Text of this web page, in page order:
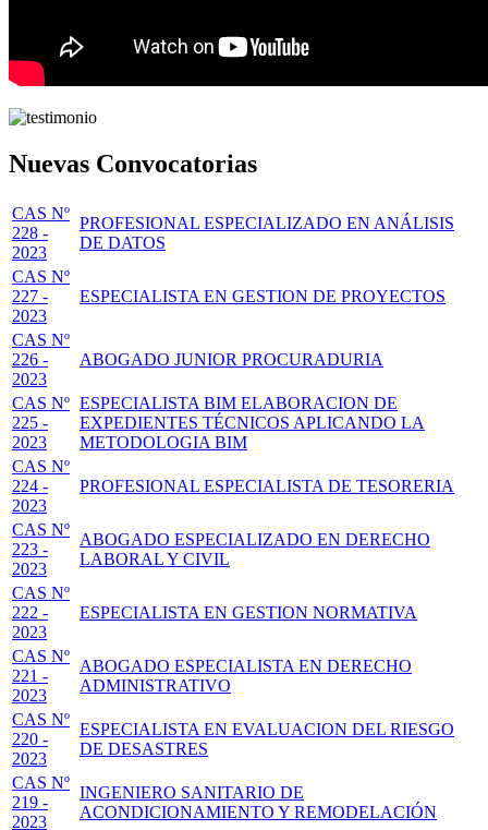
Nuevas Convocatorias
CAS Nº
228 -
2023
PROFESIONAL ESPECIALIZADO EN ANÁLISIS
DE DATOS
CAS Nº
227 -
2023
ESPECIALISTA EN GESTION DE PROYECTOS
CAS Nº
226 -
2023
ABOGADO JUNIOR PROCURADURIA
CAS Nº
225 -
2023
ESPECIALISTA BIM ELABORACION DE
EXPEDIENTES TÉCNICOS APLICANDO LA
METODOLOGIA BIM
CAS Nº
224 -
2023
PROFESIONAL ESPECIALISTA DE TESORERIA
CAS Nº
223 -
2023
ABOGADO ESPECIALIZADO EN DERECHO
LABORAL Y CIVIL
CAS Nº
222 -
2023
ESPECIALISTA EN GESTION NORMATIVA
CAS Nº
221 -
2023
ABOGADO ESPECIALISTA EN DERECHO
ADMINISTRATIVO
CAS Nº
220 -
2023
ESPECIALISTA EN EVALUACION DEL RIESGO
DE DESASTRES
CAS Nº
219 -
2023
INGENIERO SANITARIO DE
ACONDICIONAMIENTO Y REMODELACIÓN